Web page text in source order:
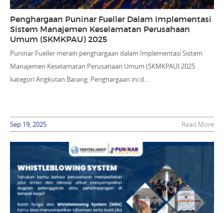
Penghargaan Puninar Fueller Dalam Implementasi
Sistem Manajemen Keselamatan Perusahaan
Umum (SKMKPAU) 2025
Puninar Fueller meraih penghargaan dalam Implementasi Sistem
Manajemen Keselamatan Perusahaan Umum (SKMKPAU) 2025
kategori Angkutan Barang. Penghargaan ini d...
Sep 19, 2025 Read More